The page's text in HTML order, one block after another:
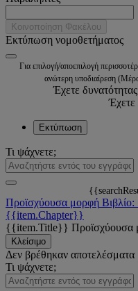
Κοινοποίηση Φακέλου
Εκτύπωση νομοθετήματος
Για επιλογή/αποεπιλογή
ανώτερη υποδιαίρεση
Έχετε
Έχετε
Εκτύπωση
Τι ψάχνετε;
Προϊσχύουσα μορφή
{{item.Chapter}}
{{item.Title}} Προϊσχύουσα
Κλείσιμο
Δεν βρέθηκαν αποτελέσματα
Τι ψάχνετε;